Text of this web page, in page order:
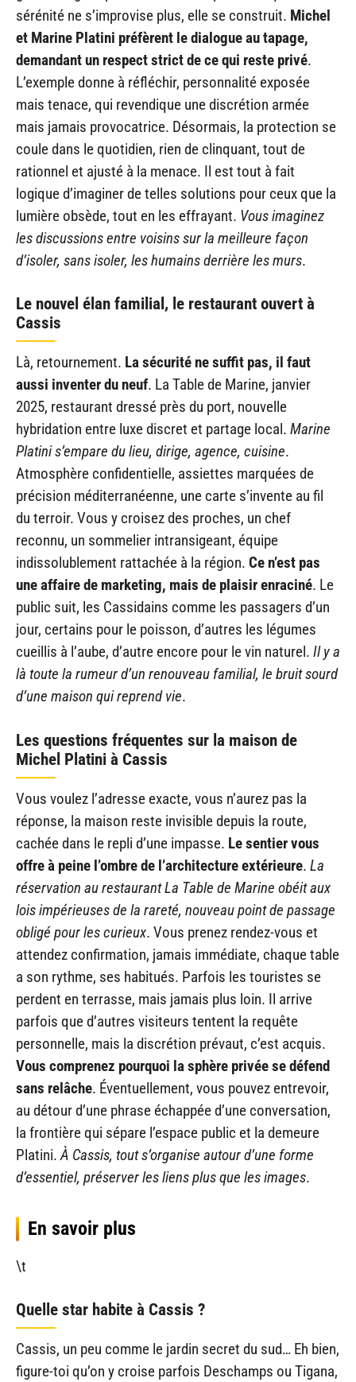
sérénité ne s’improvise plus, elle se construit. Michel
et Marine Platini préfèrent le dialogue au tapage,
demandant un respect strict de ce qui reste privé.
L’exemple donne à réfléchir, personnalité exposée
mais tenace, qui revendique une discrétion armée
mais jamais provocatrice. Désormais, la protection se
coule dans le quotidien, rien de clinquant, tout de
rationnel et ajusté à la menace. Il est tout à fait
logique d’imaginer de telles solutions pour ceux que la
lumière obsède, tout en les effrayant. Vous imaginez
les discussions entre voisins sur la meilleure façon
d’isoler, sans isoler, les humains derrière les murs.
Le nouvel élan familial, le restaurant ouvert à
Cassis
Là, retournement. La sécurité ne suffit pas, il faut
aussi inventer du neuf. La Table de Marine, janvier
2025, restaurant dressé près du port, nouvelle
hybridation entre luxe discret et partage local. Marine
Platini s’empare du lieu, dirige, agence, cuisine.
Atmosphère confidentielle, assiettes marquées de
précision méditerranéenne, une carte s’invente au fil
du terroir. Vous y croisez des proches, un chef
reconnu, un sommelier intransigeant, équipe
indissolublement rattachée à la région. Ce n’est pas
une affaire de marketing, mais de plaisir enraciné. Le
public suit, les Cassidains comme les passagers d’un
jour, certains pour le poisson, d’autres les légumes
cueillis à l’aube, d’autre encore pour le vin naturel. Il y a
là toute la rumeur d’un renouveau familial, le bruit sourd
d’une maison qui reprend vie.
Les questions fréquentes sur la maison de
Michel Platini à Cassis
Vous voulez l’adresse exacte, vous n’aurez pas la
réponse, la maison reste invisible depuis la route,
cachée dans le repli d’une impasse. Le sentier vous
offre à peine l’ombre de l’architecture extérieure. La
réservation au restaurant La Table de Marine obéit aux
lois impérieuses de la rareté, nouveau point de passage
obligé pour les curieux. Vous prenez rendez-vous et
attendez confirmation, jamais immédiate, chaque table
a son rythme, ses habitués. Parfois les touristes se
perdent en terrasse, mais jamais plus loin. Il arrive
parfois que d’autres visiteurs tentent la requête
personnelle, mais la discrétion prévaut, c’est acquis.
Vous comprenez pourquoi la sphère privée se défend
sans relâche. Éventuellement, vous pouvez entrevoir,
au détour d’une phrase échappée d’une conversation,
la frontière qui sépare l’espace public et la demeure
Platini. À Cassis, tout s’organise autour d’une forme
d’essentiel, préserver les liens plus que les images.
En savoir plus
\t
Quelle star habite à Cassis ?
Cassis, un peu comme le jardin secret du sud… Eh bien,
figure-toi qu’on y croise parfois Deschamps ou Tigana,